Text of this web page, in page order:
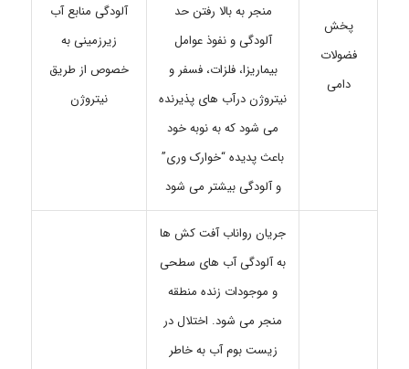
پخش
فضولات
دامی
منجر به بالا رفتن حد
آلودگی و نفوذ عوامل
بیماریزا، فلزات، فسفر و
نیتروژن درآب های پذیرنده
می شود که به نوبه خود
باعث پدیده “خوارک وری”
و آلودگی بیشتر می شود
آلودگی منابع آب
زیرزمینی به
خصوص از طریق
نیتروژن
جریان رواناب آفت کش ها
به آلودگی آب های سطحی
و موجودات زنده منطقه
منجر می شود. اختلال در
زیست بوم آب به خاطر